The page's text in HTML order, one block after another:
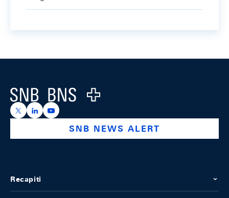
Logo
https://x.com/snb_bns
https://ch.linkedin.com/company/swiss-national-
https://www.youtube.com/@swissnationalbank
SNB NEWS ALERT
Recapiti